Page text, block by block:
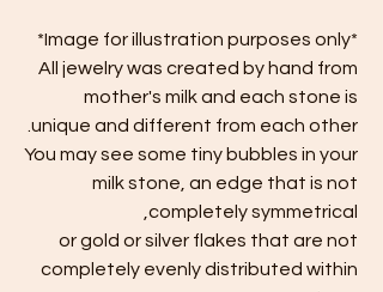
*Image for illustration purposes only*
All jewelry was created by hand from
mother's milk and each stone is
unique and different from each other.
You may see some tiny bubbles in your
milk stone, an edge that is not
completely symmetrical,
or gold or silver flakes that are not
completely evenly distributed within